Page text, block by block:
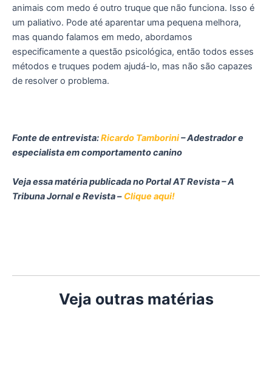
animais com medo é outro truque que não funciona. Isso é
um paliativo. Pode até aparentar uma pequena melhora,
mas quando falamos em medo, abordamos
especificamente a questão psicológica, então todos esses
métodos e truques podem ajudá-lo, mas não são capazes
de resolver o problema.
Fonte de entrevista:Ricardo Tamborini– Adestrador e
especialista em comportamento canino
Veja essa matéria publicada no Portal AT Revista – A
Tribuna Jornal e Revista – Clique aqui!
Veja outras matérias